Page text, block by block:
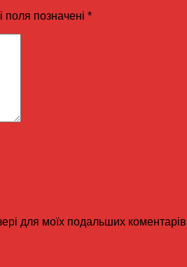
поля позначені *
для моїх подальших